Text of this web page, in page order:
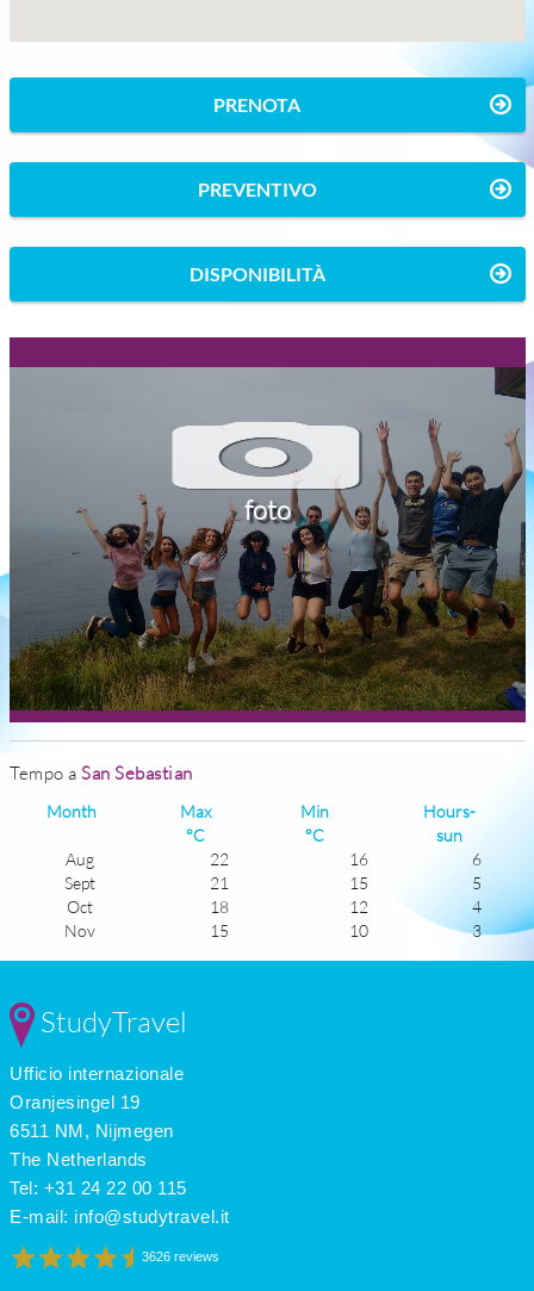
PRENOTA
PREVENTIVO
DISPONIBILITÀ
foto
Tempo a San Sebastian
Month
Max
°C
Min
°C
Hours-
sun
Aug
22 16
6
Sept
21 15
5
Oct
18 12
4
Nov
15 10
3
Mar
May
June
July
StudyTravel
Ufficio internazionale
Oranjesingel 19
6511 NM, Nijmegen
The Netherlands
Tel: +31 24 22 00 115
E-mail: info@studytravel.it
3626 reviews